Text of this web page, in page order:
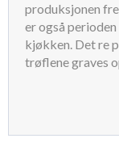
produksjonen
er også
kjøkken. Det re
trøflene graves